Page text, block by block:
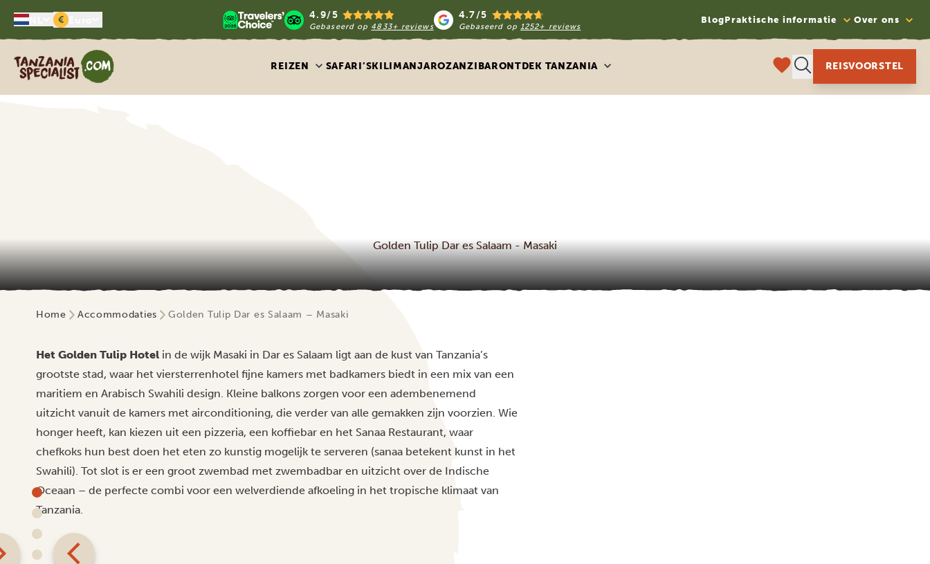
€ 4.9/5
Gebaseerd op 4833+ reviews
4.7/5
Gebaseerd op 1252+ reviews
BlogPraktische informatie Over ons
Tanzania Specialist
REIZEN SAFARI’SKILIMANJAROZANZIBARONTDEK TANZANIA REISVOORSTEL
Golden Tulip Dar es Salaam - Masaki
Home Accommodaties Golden Tulip Dar es Salaam – Masaki
Het Golden Tulip Hotel in de wijk Masaki in Dar es Salaam ligt aan de kust van Tanzania’s
grootste stad, waar het viersterrenhotel fijne kamers met badkamers biedt in een mix van een
maritiem en Arabisch Swahili design. Kleine balkons zorgen voor een adembenemend
uitzicht vanuit de kamers met airconditioning, die verder van alle gemakken zijn voorzien. Wie
honger heeft, kan kiezen uit een pizzeria, een koffiebar en het Sanaa Restaurant, waar
chefkoks hun best doen het eten zo kunstig mogelijk te serveren (sanaa betekent kunst in het
Swahili). Tot slot is er een groot zwembad met zwembadbar en uitzicht over de Indische
Oceaan – de perfecte combi voor een welverdiende afkoeling in het tropische klimaat van
Tanzania.